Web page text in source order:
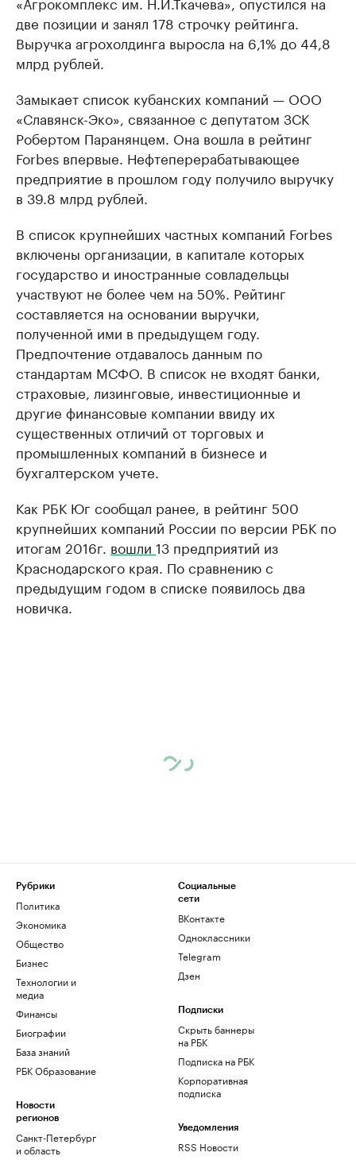
две позиции и занял 178 строчку рейтинга.
Выручка агрохолдинга выросла на 6,1% до 44,8
млрд рублей.
Замыкает список кубанских компаний — ООО
«Славянск-Эко», связанное с депутатом ЗСК
Робертом Паранянцем. Она вошла в рейтинг
Forbes впервые. Нефтеперерабатывающее
предприятие в прошлом году получило выручку
в 39.8 млрд рублей.
В список крупнейших частных компаний Forbes
включены организации, в капитале которых
государство и иностранные совладельцы
участвуют не более чем на 50%. Рейтинг
составляется на основании выручки,
полученной ими в предыдущем году.
Предпочтение отдавалось данным по
стандартам МСФО. В список не входят банки,
страховые, лизинговые, инвестиционные и
другие финансовые компании ввиду их
существенных отличий от торговых и
промышленных компаний в бизнесе и
бухгалтерском учете.
Как РБК Юг сообщал ранее, в рейтинг 500
крупнейших компаний России по версии РБК по
итогам 2016г. вошли 13 предприятий из
Краснодарского края. По сравнению с
предыдущим годом в списке появилось два
новичка.
Рубрики
Политика
Экономика
Общество
Бизнес
Технологии и
медиа
Финансы
Биографии
База знаний
РБК Образование
Новости
регионов
Санкт-Петербург
и область
Социальные
сети
ВКонтакте
Одноклассники
Telegram
Дзен
Подписки
Скрыть баннеры
на РБК
Подписка на РБК
Корпоративная
подписка
Уведомления
RSS Новости